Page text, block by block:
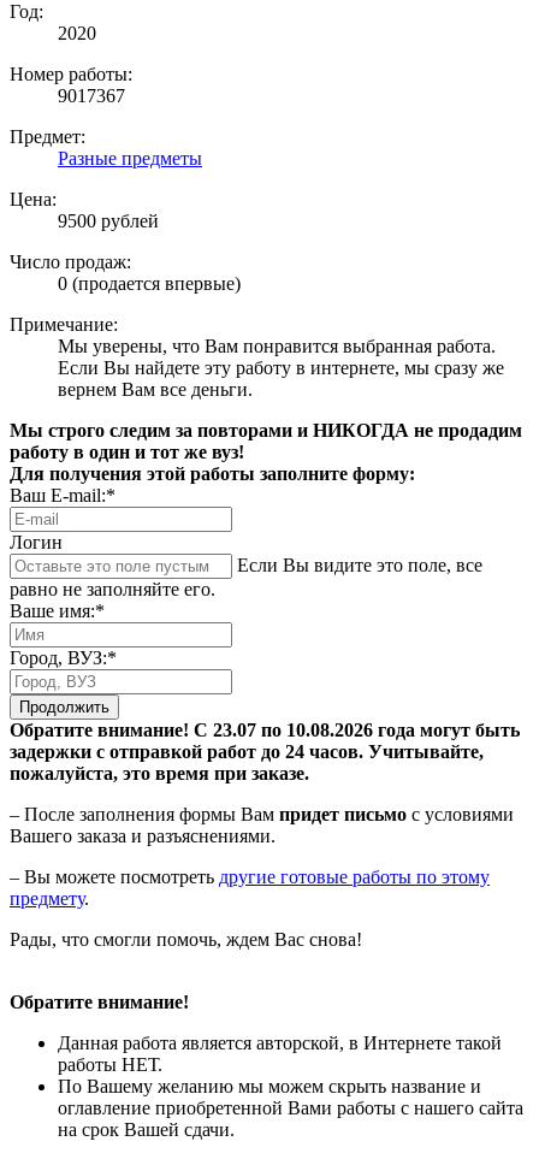
Год:
2020
Номер работы:
9017367
Предмет:
Разные предметы
Цена:
9500 рублей
Число продаж:
0 (продается впервые)
Примечание:
Мы уверены, что Вам понравится выбранная работа.
Если Вы найдете эту работу в интернете, мы сразу же
вернем Вам все деньги.
Мы строго следим за повторами и НИКОГДА не продадим
работу в один и тот же вуз!
Для получения этой работы заполните форму:
Ваш E-mail:*
Логин
Если Вы видите это поле, все
равно не заполняйте его.
Ваше имя:*
Город, ВУЗ:*
Продолжить
Обратите внимание! С 23.07 по 10.08.2026 года могут быть
задержки с отправкой работ до 24 часов. Учитывайте,
пожалуйста, это время при заказе.
– После заполнения формы Вам придет письмо с условиями
Вашего заказа и разъяснениями.
– Вы можете посмотреть другие готовые работы по этому
предмету.
Рады, что смогли помочь, ждем Вас снова!
Обратите внимание!
Данная работа является авторской, в Интернете такой
работы НЕТ.
По Вашему желанию мы можем скрыть название и
оглавление приобретенной Вами работы с нашего сайта
на срок Вашей сдачи.